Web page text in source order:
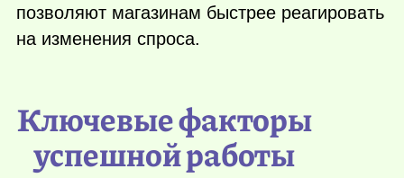
позволяют магазинам быстрее реагировать
на изменения спроса.
Ключевые факторы
успешной работы